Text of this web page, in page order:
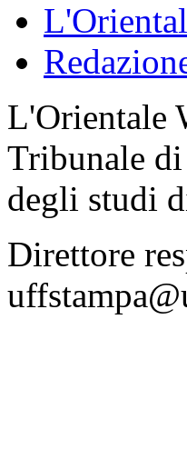
L'Orientale
Tribunale
degli studi
Direttore